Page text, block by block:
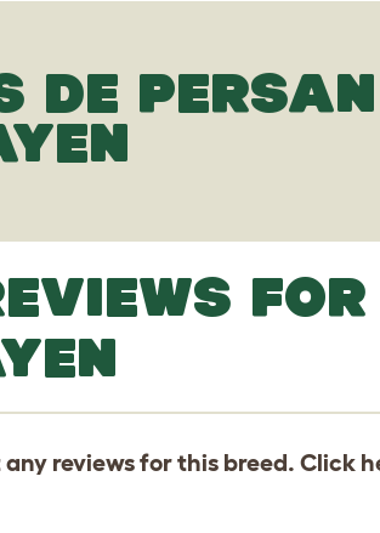
DE
reviews for this breed. Click